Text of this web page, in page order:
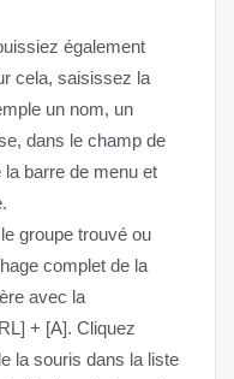
également
cela, saisissez la
un nom, un
dans le champ de
barre de menu et
groupe trouvé ou
complet de la
avec la
+ [A]. Cliquez
la souris dans la liste